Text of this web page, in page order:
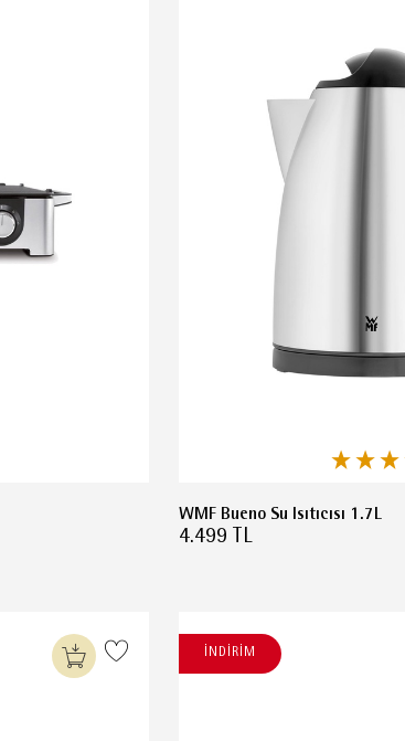
WMF Bueno Su Isıtıcısı 1.7L
4.499 TL
İNDİRİM